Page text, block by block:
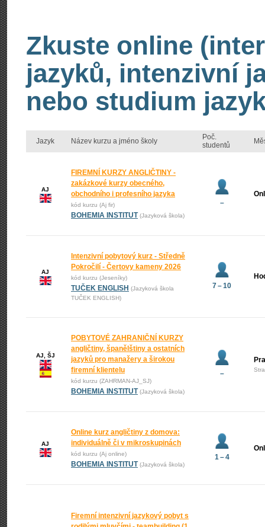
Zkuste online
jazyků, intenzivní
nebo studium
Jazyk Název kurzu a jméno školy
Poč.
studentů
AJ
FIREMNÍ KURZY ANGLIČTINY -
zakázkové kurzy obecného,
obchodního i profesního jazyka
kód kurzu (Aj fir)
BOHEMIA INSTITUT (Jazyková škola)
–
AJ
Intenzivní pobytový kurz - Středně
Pokročilí - Čertovy kameny 2026
kód kurzu (Jeseníky)
TUČEK ENGLISH (Jazyková škola
TUČEK ENGLISH)
7 – 10
AJ, ŠJ
POBYTOVÉ ZAHRANIČNÍ KURZY
angličtiny, španělštiny a ostatních
jazyků pro manažery a širokou
firemní klientelu
kód kurzu (ZAHRMAN-AJ_SJ)
BOHEMIA INSTITUT (Jazyková škola)
–
AJ
Online kurz angličtiny z domova:
individuálně či v mikroskupinách
kód kurzu (Aj online)
BOHEMIA INSTITUT (Jazyková škola)
1 – 4
Firemní intenzivní jazykový pobyt s